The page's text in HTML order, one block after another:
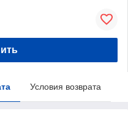
Условия возврата